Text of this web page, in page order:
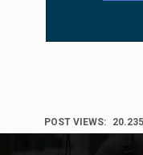
POST VIEWS: 20.235